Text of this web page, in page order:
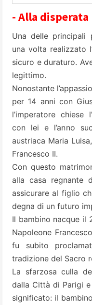
- Alla
Una delle principali
una volta realizzato
sicuro e duraturo.
legittimo.
Nonostante
per 14 anni con
l’imperatore chiese
con lei e l’anno
austriaca Maria
Francesco II.
Con questo
alla casa regnante
assicurare al figlio
degna di un futuro
Il bambino nacque il
Napoleone
fu subito
tradizione del Sacro
La sfarzosa culla
dalla Città di Parigi
significato: il